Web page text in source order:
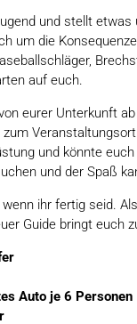
und stellt etwas
um die
auf euch.
eurer Unterkunft
und könnte euch
und der Spaß
ihr fertig seid.
Guide bringt euch
Auto je 6 Personen